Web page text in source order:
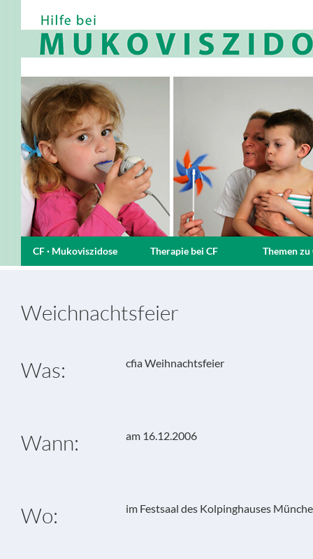
CF · Mukoviszidose Therapie bei CF Themen zu
Weichnachtsfeier
Was: cfia Weihnachtsfeier
Wann: am 16.12.2006
Wo: im Festsaal des Kolpinghauses